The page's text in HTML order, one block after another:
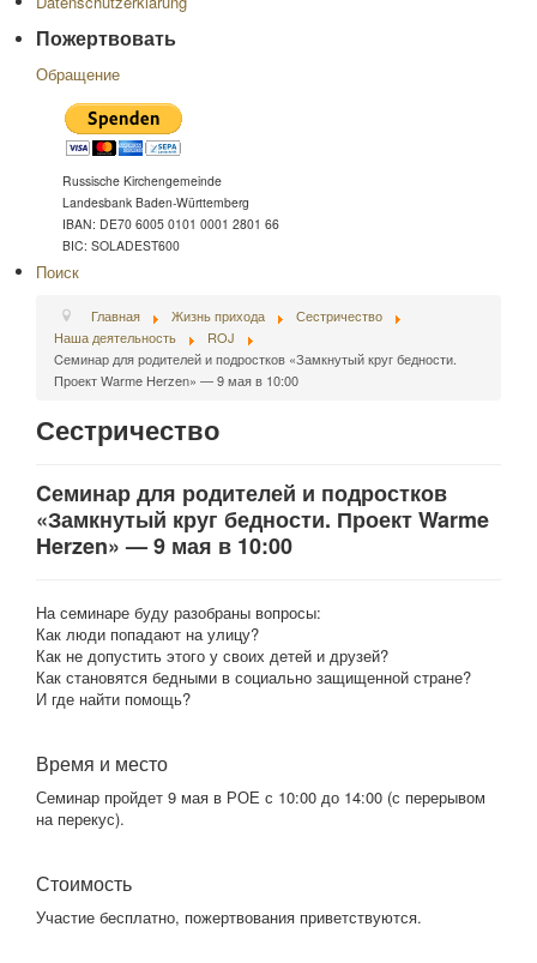
Пожертвовать
Обращение
Russische Kirchengemeinde
Landesbank Baden-Württemberg
IBAN: DE70 6005 0101 0001 2801 66
BIC: SOLADEST600
Поиск
Главная Жизнь прихода
Сестричество
Наша деятельность
ROJ
Cеминар для родителей и подростков «Замкнутый круг бедности.
Проект Warme Herzen» — 9 мая в 10:00
Сестричество
Cеминар для родителей и подростков
«Замкнутый круг бедности. Проект Warme
Herzen» — 9 мая в 10:00
На семинаре буду разобраны вопросы:
Как люди попадают на улицу?
Как не допустить этого у своих детей и друзей?
Как становятся бедными в социально защищенной стране?
И где найти помощь?
Время и место
Семинар пройдет 9 мая в РОЕ с 10:00 до 14:00 (с перерывом
на перекус).
Стоимость
Участие бесплатно, пожертвования приветствуются.